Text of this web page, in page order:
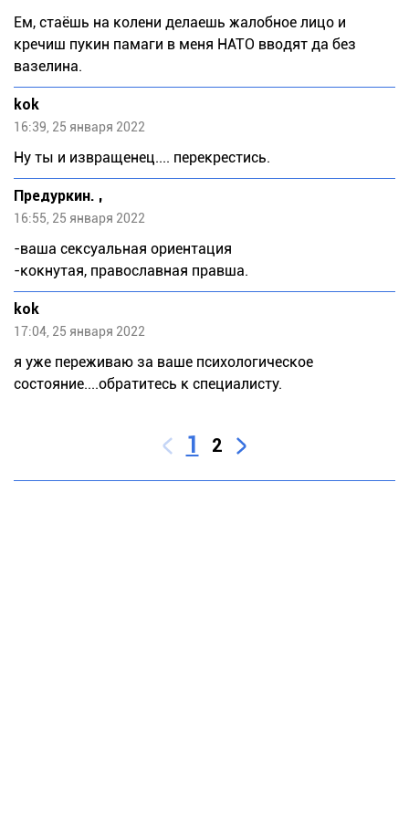
Ем, стаёшь на колени делаешь жалобное лицо и
кречиш пукин памаги в меня НАТО вводят да без
вазелина.
kok
16:39, 25 января 2022
Ну ты и извращенец.... перекрестись.
Предуркин. ,
16:55, 25 января 2022
-ваша сексуальная ориентация
-кокнутая, православная правша.
kok
17:04, 25 января 2022
я уже переживаю за ваше психологическое
состояние....обратитесь к специалисту.
1 2